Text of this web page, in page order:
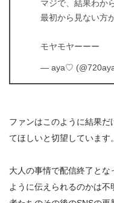
マジで、結果わか
最初から見ない方
モヤモヤーーー
— aya♡
ファンはこのように結果だ
てほしいと切望しています。
大人の事情で配信終了と
ように伝えられるのかは